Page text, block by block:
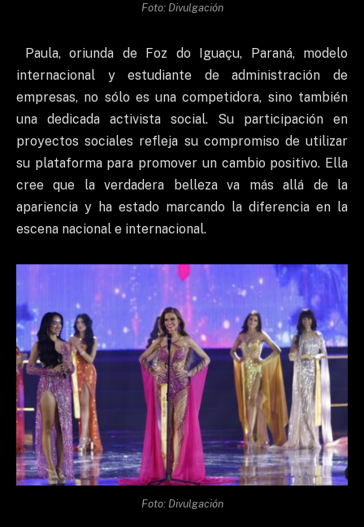
Foto: Divulgación
Paula, oriunda de Foz do Iguaçu, Paraná, modelo
internacional y estudiante de administración de
empresas, no sólo es una competidora, sino también
una dedicada activista social. Su participación en
proyectos sociales refleja su compromiso de utilizar
su plataforma para promover un cambio positivo. Ella
cree que la verdadera belleza va más allá de la
apariencia y ha estado marcando la diferencia en la
escena nacional e internacional.
Foto: Divulgación